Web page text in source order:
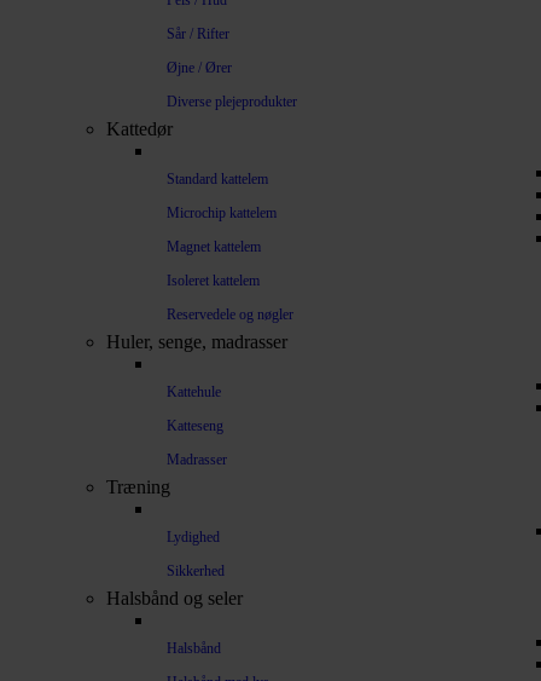
Sår / Rifter
Øjne / Ører
Diverse plejeprodukter
Kattedør
Standard kattelem
Microchip kattelem
Magnet kattelem
Isoleret kattelem
Reservedele og nøgler
Huler, senge, madrasser
Kattehule
Katteseng
Madrasser
Træning
Lydighed
Sikkerhed
Halsbånd og seler
Halsbånd